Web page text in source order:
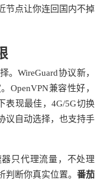
节点让你连回国内不掉
。WireGuard协议新，
OpenVPN兼容性好，
表现最佳，4G/5G切换
议自动选择，也支持手
只代理流量，不处理
判断你真实位置。 番茄